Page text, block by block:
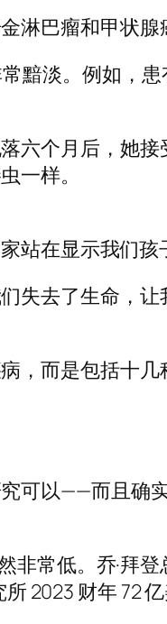
淋巴瘤和甲状腺
黯淡。例如，
六个月后，她
一样。
在显示我们孩
失去了生命，
，而是包括十
可以——而且确
常低。乔·拜登
财年 72 亿